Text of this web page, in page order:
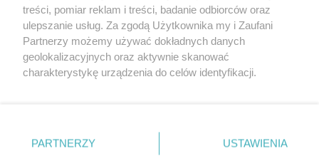
treści, pomiar reklam i treści, badanie odbiorców oraz
ulepszanie usług. Za zgodą Użytkownika my i Zaufani
Partnerzy możemy używać dokładnych danych
geolokalizacyjnych oraz aktywnie skanować
charakterystykę urządzenia do celów identyfikacji.
zmienić/wycofać klikając przycisk ustawień prywatności
znajdujący się w lewym dolnym rogu strony
PARTNERZY USTAWIENIA